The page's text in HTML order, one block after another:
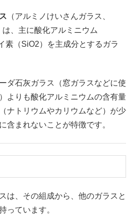
（アルミノけいさんガラス、
、主に酸化アルミニウム
素（SiO2）を主成分とするガラ
ダ石灰ガラス（窓ガラスなどに使
よりも酸化アルミニウムの含有量
ナトリウムやカリウムなど）が少
含まれないことが特徴です。
は、その組成から、他のガラスと
っています。